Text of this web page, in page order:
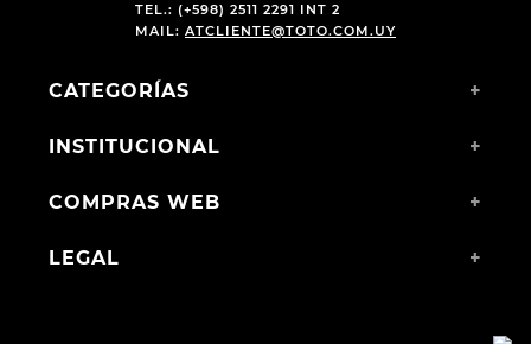
TEL.: (+598) 2511 2291 INT 2
MAIL: ATCLIENTE@TOTO.COM.UY
CATEGORÍAS +
INSTITUCIONAL +
COMPRAS WEB +
LEGAL +